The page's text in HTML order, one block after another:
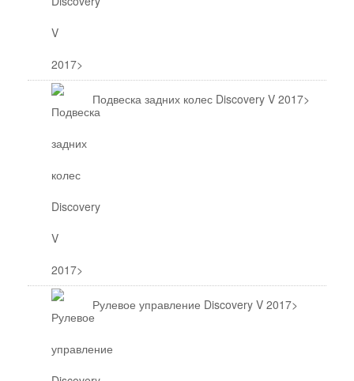
Подвеска задних колес Discovery V 2017>
Рулевое управление Discovery V 2017>